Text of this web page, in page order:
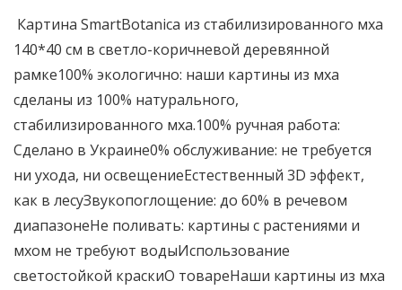
Картина SmartBotanica из стабилизированного мха
140*40 см в светло-коричневой деревянной
рамке100% экологично: наши картины из мха
сделаны из 100% натурального,
стабилизированного мха.100% ручная работа:
Сделано в Украине0% обслуживание: не требуется
ни ухода, ни освещениеЕстественный 3D эффект,
как в лесуЗвукопоглощение: до 60% в речевом
диапазонеНе поливать: картины с растениями и
мхом не требуют водыИспользование
светостойкой краскиО товареНаши картины из мха